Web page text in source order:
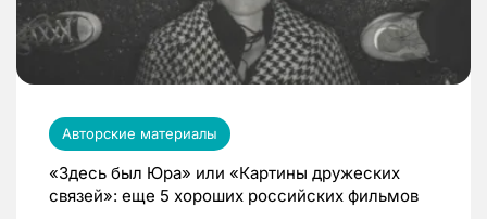
Авторские материалы
«Здесь был Юра» или «Картины дружеских
связей»: еще 5 хороших российских фильмов